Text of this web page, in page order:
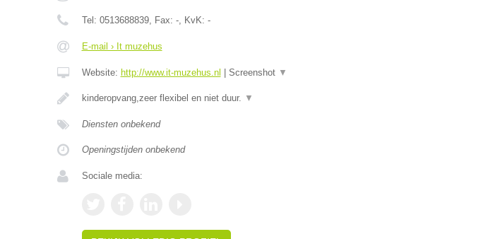
Tel: 0513688839, Fax: -, KvK: -
E-mail › It muzehus
Website: http://www.it-muzehus.nl Screenshot ▼
kinderopvang,zeer flexibel en niet duur. ▼
Diensten onbekend
Openingstijden onbekend
Sociale media: